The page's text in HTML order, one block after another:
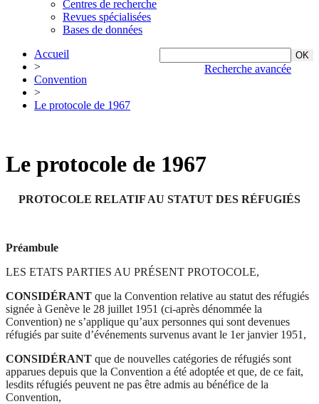
Centres de recherche
Revues spécialisées
Bases de données
Recherche avancée
Accueil
>
Convention
>
Le protocole de 1967
Le protocole de 1967
PROTOCOLE RELATIF AU STATUT DES RÉFUGIÉS
Préambule
LES ETATS PARTIES AU PRÉSENT PROTOCOLE,
CONSIDÉRANT que la Convention relative au statut des réfugiés
signée à Genève le 28 juillet 1951 (ci-après dénommée la
Convention) ne s’applique qu’aux personnes qui sont devenues
réfugiés par suite d’événements survenus avant le 1er janvier 1951,
CONSIDÉRANT que de nouvelles catégories de réfugiés sont
apparues depuis que la Convention a été adoptée et que, de ce fait,
lesdits réfugiés peuvent ne pas être admis au bénéfice de la
Convention,